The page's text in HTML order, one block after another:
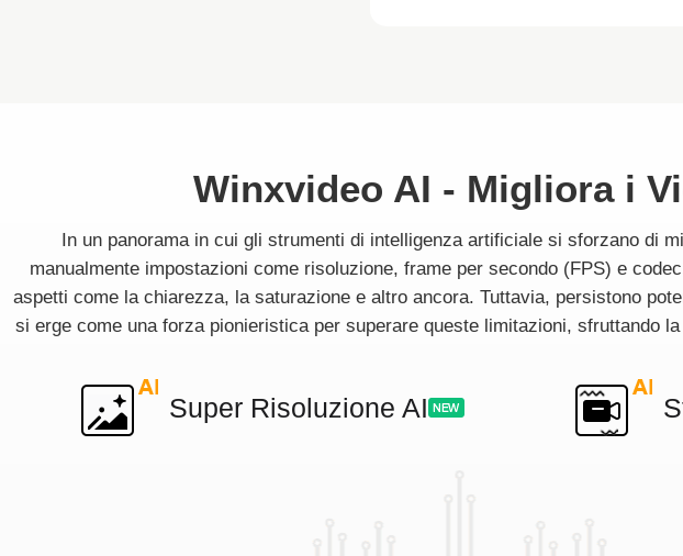
Winxvideo AI - Migliora i
In un panorama in cui gli strumenti di intelligenza artificiale si sforzano di
manualmente impostazioni come risoluzione, frame per secondo (FPS) e
aspetti come la chiarezza, la saturazione e altro ancora. Tuttavia, persistono
si erge come una forza pionieristica per superare queste limitazioni, sfruttando
Super Risoluzione AI